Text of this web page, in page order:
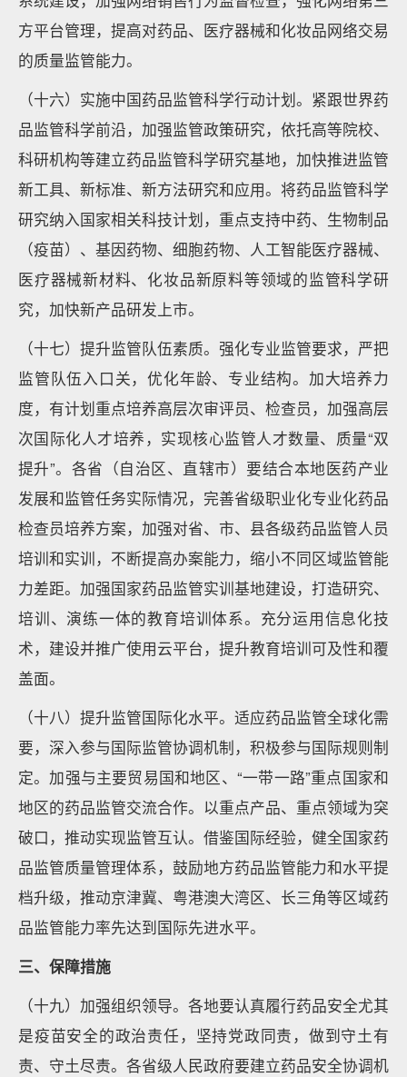
方平台管理，提高对药品、医疗器械和化妆品网络交易
的质量监管能力。
（十六）实施中国药品监管科学行动计划。紧跟世界药
品监管科学前沿，加强监管政策研究，依托高等院校、
科研机构等建立药品监管科学研究基地，加快推进监管
新工具、新标准、新方法研究和应用。将药品监管科学
研究纳入国家相关科技计划，重点支持中药、生物制品
（疫苗）、基因药物、细胞药物、人工智能医疗器械、
医疗器械新材料、化妆品新原料等领域的监管科学研
究，加快新产品研发上市。
（十七）提升监管队伍素质。强化专业监管要求，严把
监管队伍入口关，优化年龄、专业结构。加大培养力
度，有计划重点培养高层次审评员、检查员，加强高层
次国际化人才培养，实现核心监管人才数量、质量“双
提升”。各省（自治区、直辖市）要结合本地医药产业
发展和监管任务实际情况，完善省级职业化专业化药品
检查员培养方案，加强对省、市、县各级药品监管人员
培训和实训，不断提高办案能力，缩小不同区域监管能
力差距。加强国家药品监管实训基地建设，打造研究、
培训、演练一体的教育培训体系。充分运用信息化技
术，建设并推广使用云平台，提升教育培训可及性和覆
盖面。
（十八）提升监管国际化水平。适应药品监管全球化需
要，深入参与国际监管协调机制，积极参与国际规则制
定。加强与主要贸易国和地区、“一带一路”重点国家和
地区的药品监管交流合作。以重点产品、重点领域为突
破口，推动实现监管互认。借鉴国际经验，健全国家药
品监管质量管理体系，鼓励地方药品监管能力和水平提
档升级，推动京津冀、粤港澳大湾区、长三角等区域药
品监管能力率先达到国际先进水平。
三、保障措施
（十九）加强组织领导。各地要认真履行药品安全尤其
是疫苗安全的政治责任，坚持党政同责，做到守土有
责、守土尽责。各省级人民政府要建立药品安全协调机